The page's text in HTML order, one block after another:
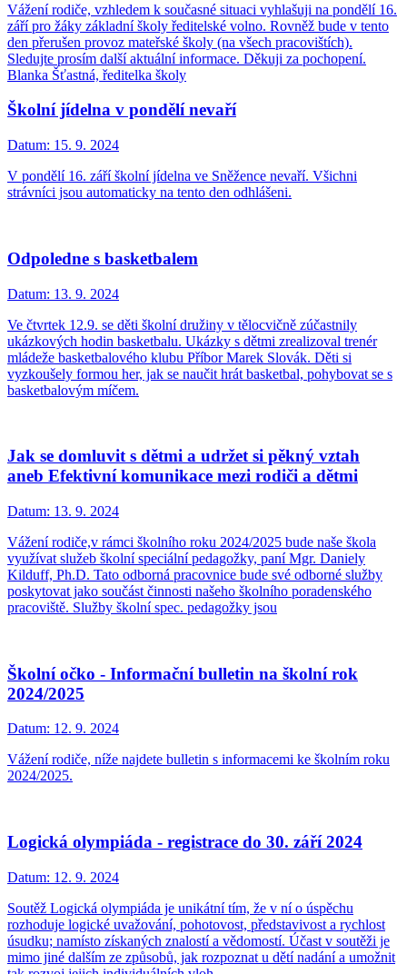
Vážení rodiče, vzhledem k současné situaci vyhlašuji na pondělí 16.
září pro žáky základní školy ředitelské volno. Rovněž bude v tento
den přerušen provoz mateřské školy (na všech pracovištích).
Sledujte prosím další aktuální informace. Děkuji za pochopení.
Blanka Šťastná, ředitelka školy
Školní jídelna v pondělí nevaří
Datum: 15. 9. 2024
V pondělí 16. září školní jídelna ve Sněžence nevaří. Všichni
strávníci jsou automaticky na tento den odhlášeni.
Odpoledne s basketbalem
Datum: 13. 9. 2024
Ve čtvrtek 12.9. se děti školní družiny v tělocvičně zúčastnily
ukázkových hodin basketbalu. Ukázky s dětmi zrealizoval trenér
mládeže basketbalového klubu Příbor Marek Slovák. Děti si
vyzkoušely formou her, jak se naučit hrát basketbal, pohybovat se s
basketbalovým míčem.
Jak se domluvit s dětmi a udržet si pěkný vztah
aneb Efektivní komunikace mezi rodiči a dětmi
Datum: 13. 9. 2024
Vážení rodiče,v rámci školního roku 2024/2025 bude naše škola
využívat služeb školní speciální pedagožky, paní Mgr. Daniely
Kilduff, Ph.D. Tato odborná pracovnice bude své odborné služby
poskytovat jako součást činnosti našeho školního poradenského
pracoviště. Služby školní spec. pedagožky jsou
Školní očko - Informační bulletin na školní rok
2024/2025
Datum: 12. 9. 2024
Vážení rodiče, níže najdete bulletin s informacemi ke školním roku
2024/2025.
Logická olympiáda - registrace do 30. září 2024
Datum: 12. 9. 2024
Soutěž Logická olympiáda je unikátní tím, že v ní o úspěchu
rozhoduje logické uvažování, pohotovost, představivost a rychlost
úsudku; namísto získaných znalostí a vědomostí. Účast v soutěži je
mimo jiné dalším ze způsobů, jak rozpoznat u dětí nadání a umožnit